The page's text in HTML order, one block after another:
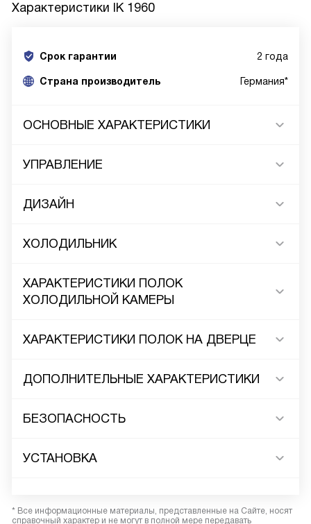
Характеристики IK 1960
Срок гарантии 2 года
Cтрана производитель Германия*
ОСНОВНЫЕ ХАРАКТЕРИСТИКИ
УПРАВЛЕНИЕ
ДИЗАЙН
ХОЛОДИЛЬНИК
ХАРАКТЕРИСТИКИ ПОЛОК
ХОЛОДИЛЬНОЙ КАМЕРЫ
ХАРАКТЕРИСТИКИ ПОЛОК НА ДВЕРЦЕ
ДОПОЛНИТЕЛЬНЫЕ ХАРАКТЕРИСТИКИ
БЕЗОПАСНОСТЬ
УСТАНОВКА
* Все информационные материалы, представленные на Сайте, носят
справочный характер и не могут в полной мере передавать